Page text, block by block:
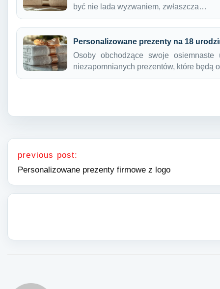
być nie lada wyzwaniem, zwłaszcza…
Personalizowane prezenty na 18
Osoby obchodzące swoje
niezapomnianych prezentów, które będą
Nawigacja wpisu
previous post:
Personalizowane prezenty firmowe z logo